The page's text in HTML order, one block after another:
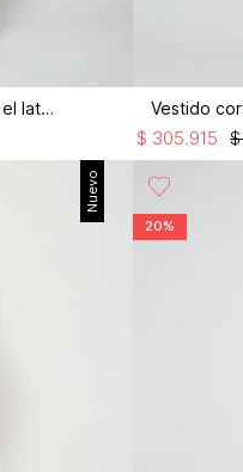
Pantalón deportivo franjas en el lateral
$
$ 305.915
Nuevo
20%